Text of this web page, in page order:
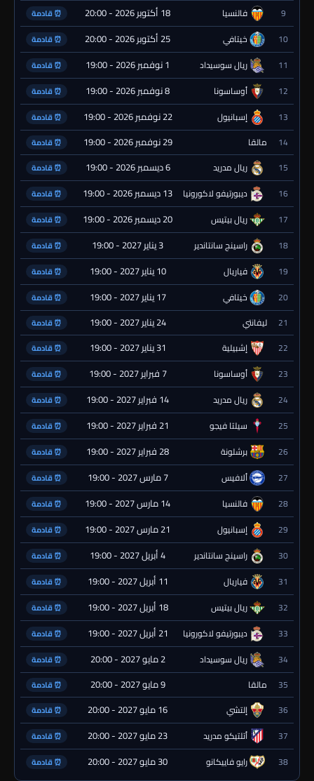
9 فالنسيا 18 أكتوبر 2026 - 20:00 ⏰ قادمة
10 خيتافي 25 أكتوبر 2026 - 20:00 ⏰ قادمة
11 ريال سوسيداد 1 نوفمبر 2026 - 19:00 ⏰ قادمة
12 أوساسونا 8 نوفمبر 2026 - 19:00 ⏰ قادمة
13 إسبانيول 22 نوفمبر 2026 - 19:00 ⏰ قادمة
14 مالقا 29 نوفمبر 2026 - 19:00 ⏰ قادمة
15 ريال مدريد 6 ديسمبر 2026 - 19:00 ⏰ قادمة
16 ديبورتيفو لاكورونيا 13 ديسمبر 2026 - 19:00 ⏰ قادمة
17 ريال بيتيس 20 ديسمبر 2026 - 19:00 ⏰ قادمة
18 راسينج سانتاندير 3 يناير 2027 - 19:00 ⏰ قادمة
19 فياريال 10 يناير 2027 - 19:00 ⏰ قادمة
20 خيتافي 17 يناير 2027 - 19:00 ⏰ قادمة
21 ليفانتي 24 يناير 2027 - 19:00 ⏰ قادمة
22 إشبيلية 31 يناير 2027 - 19:00 ⏰ قادمة
23 أوساسونا 7 فبراير 2027 - 19:00 ⏰ قادمة
24 ريال مدريد 14 فبراير 2027 - 19:00 ⏰ قادمة
25 سيلتا فيجو 21 فبراير 2027 - 19:00 ⏰ قادمة
26 برشلونة 28 فبراير 2027 - 19:00 ⏰ قادمة
27 ألافيس 7 مارس 2027 - 19:00 ⏰ قادمة
28 فالنسيا 14 مارس 2027 - 19:00 ⏰ قادمة
29 إسبانيول 21 مارس 2027 - 19:00 ⏰ قادمة
30 راسينج سانتاندير 4 أبريل 2027 - 19:00 ⏰ قادمة
31 فياريال 11 أبريل 2027 - 19:00 ⏰ قادمة
32 ريال بيتيس 18 أبريل 2027 - 19:00 ⏰ قادمة
33 ديبورتيفو لاكورونيا 21 أبريل 2027 - 19:00 ⏰ قادمة
34 ريال سوسيداد 2 مايو 2027 - 20:00 ⏰ قادمة
35 مالقا 9 مايو 2027 - 20:00 ⏰ قادمة
36 إلتشي 16 مايو 2027 - 20:00 ⏰ قادمة
37 أتلتيكو مدريد 23 مايو 2027 - 20:00 ⏰ قادمة
38 رايو فاييكانو 30 مايو 2027 - 20:00 ⏰ قادمة